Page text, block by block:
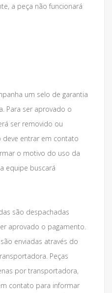
a peça não funcionará
um selo de garantia
Para ser aprovado o
ser removido ou
deve entrar em contato
o motivo do uso da
equipe buscará
são despachadas
aprovado o pagamento.
enviadas através do
Peças
por transportadora,
contato para informar